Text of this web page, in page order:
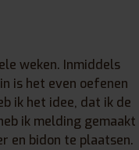
weken. Inmiddels
is het even oefenen
ik het idee, dat ik de
ik melding gemaakt
en bidon te plaatsen.